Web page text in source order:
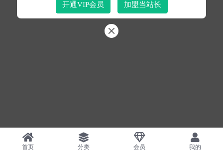
首页 分类 会员 我的
开通VIP会员 加盟当站长